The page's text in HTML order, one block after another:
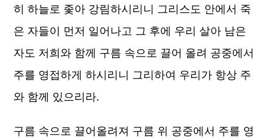
히 하늘로 좇아 강림하시리니 그리스도 안에서 죽
은 자들이 먼저 일어나고 그 후에 우리 살아 남은
자도 저희와 함께 구름 속으로 끌어 올려 공중에서
주를 영접하게 하시리니 그리하여 우리가 항상 주
와 함께 있으리라.
​구름 속으로 끌어올려져 구름 위 공중에서 주를 영